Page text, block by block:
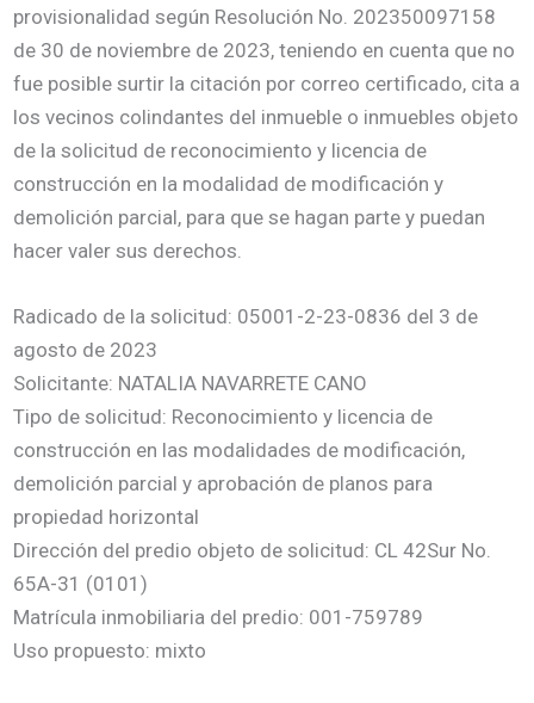
provisionalidad según Resolución No. 202350097158
de 30 de noviembre de 2023, teniendo en cuenta que no
fue posible surtir la citación por correo certificado, cita a
los vecinos colindantes del inmueble o inmuebles objeto
de la solicitud de reconocimiento y licencia de
construcción en la modalidad de modificación y
demolición parcial, para que se hagan parte y puedan
hacer valer sus derechos.
Radicado de la solicitud: 05001-2-23-0836 del 3 de
agosto de 2023
Solicitante: NATALIA NAVARRETE CANO
Tipo de solicitud: Reconocimiento y licencia de
construcción en las modalidades de modificación,
demolición parcial y aprobación de planos para
propiedad horizontal
Dirección del predio objeto de solicitud: CL 42Sur No.
65A-31 (0101)
Matrícula inmobiliaria del predio: 001-759789
Uso propuesto: mixto